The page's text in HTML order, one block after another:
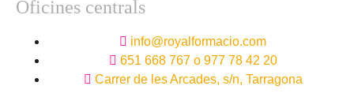
Oficines centrals
info@royalformacio.com
651 668 767 o 977 78 42 20
Carrer de les Arcades, s/n, Tarragona